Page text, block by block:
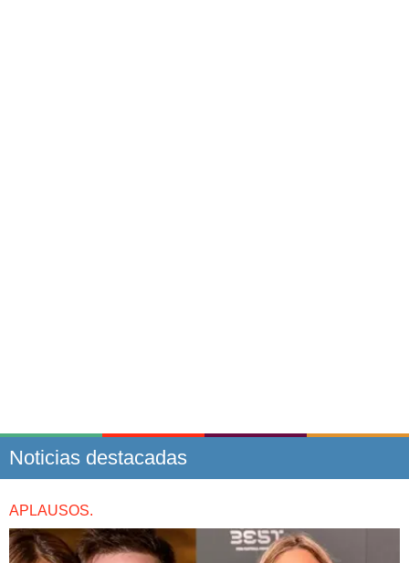
Noticias destacadas
APLAUSOS.